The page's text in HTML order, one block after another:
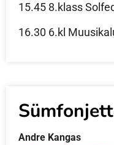
15.45 8.klass
16.30 6.kl
Andre Kangas